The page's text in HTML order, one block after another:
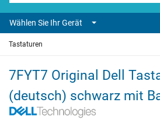
Wählen Sie Ihr Gerät
Tastaturen
7FYT7 Original Dell
(deutsch) schwarz mit